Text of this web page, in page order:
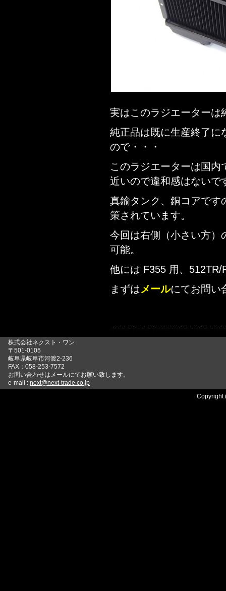
実はこのラジエーターは
純正品は既に生産終了に
ので・・・
このラジエーターは国
近いので違和感はないで
真鍮タンク、銅コアです
策されています。
今回は右側（小さい方）
可能。
他には F355 用、
まずは メールにてお問い
株式会社ネクスト・ワン
〒501-0105
岐阜県岐阜市河渡2-236
FAX：058-253-7572
お問い合わせはメールにてお願い致します。
e-mail : next@next-trade.co.jp
Copyright